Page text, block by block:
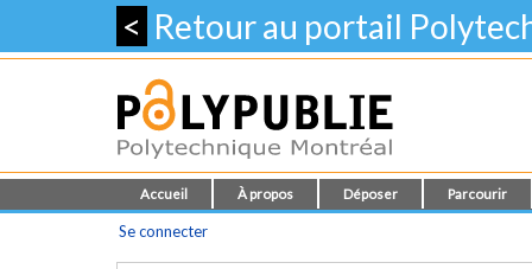
< Retour au portail
Accueil À propos Déposer Parcourir
Se connecter